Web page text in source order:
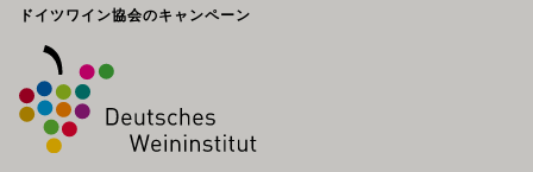
フッター
ドイツワイン協会のキャンペーン